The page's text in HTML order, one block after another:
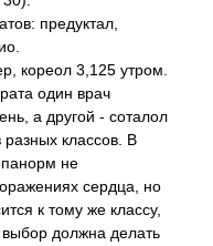
предуктал,
кореол 3,125 утром.
один врач
а другой - соталол
классов. В
не
сердца, но
к тому же классу,
должна делать